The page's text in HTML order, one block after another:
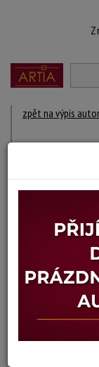
zpět na výpis
1919 Belgie
DÍLA V
Marcel
13. KRAJINA